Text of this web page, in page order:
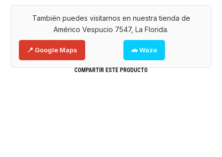
También puedes visitarnos en nuestra tienda de
Américo Vespucio 7547, La Florida.
📍 Google Maps 🚗 Waze
COMPARTIR ESTE PRODUCTO